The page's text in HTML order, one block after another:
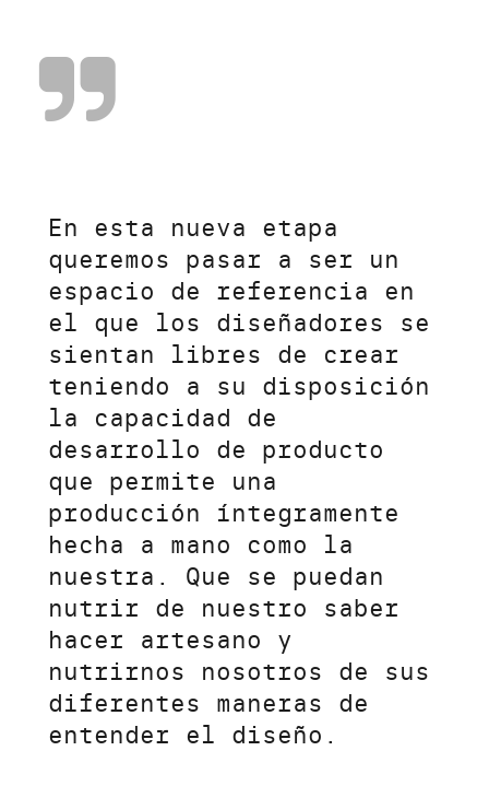
En esta nueva etapa
queremos pasar a ser un
espacio de referencia en
el que los diseñadores se
sientan libres de crear
teniendo a su disposición
la capacidad de
desarrollo de producto
que permite una
producción íntegramente
hecha a mano como la
nuestra. Que se puedan
nutrir de nuestro saber
hacer artesano y
nutrirnos nosotros de sus
diferentes maneras de
entender el diseño.